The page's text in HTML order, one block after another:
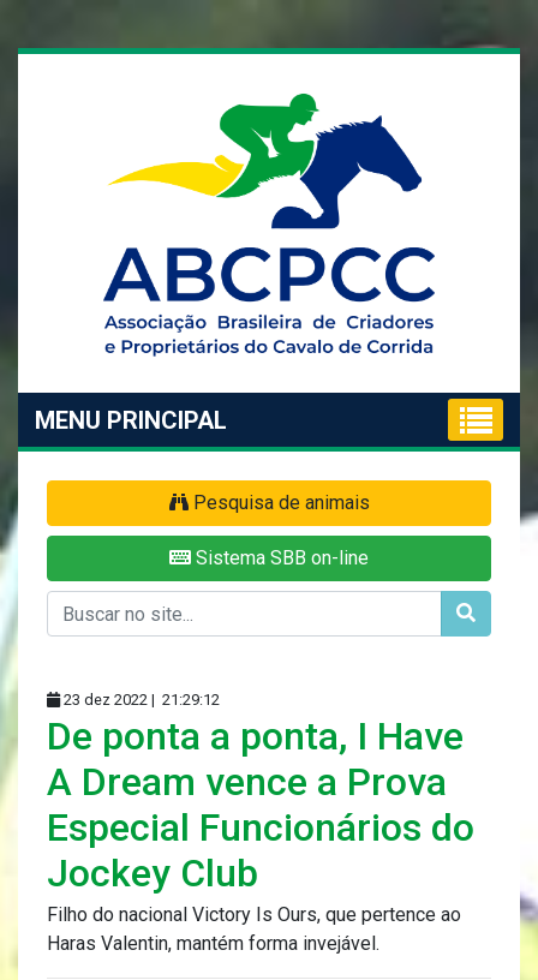
MENU PRINCIPAL
Pesquisa de animais
Sistema SBB on-line
23 dez 2022 | 21:29:12
De ponta a ponta, I Have
A Dream vence a Prova
Especial Funcionários do
Jockey Club
Filho do nacional Victory Is Ours, que pertence ao
Haras Valentin, mantém forma invejável.